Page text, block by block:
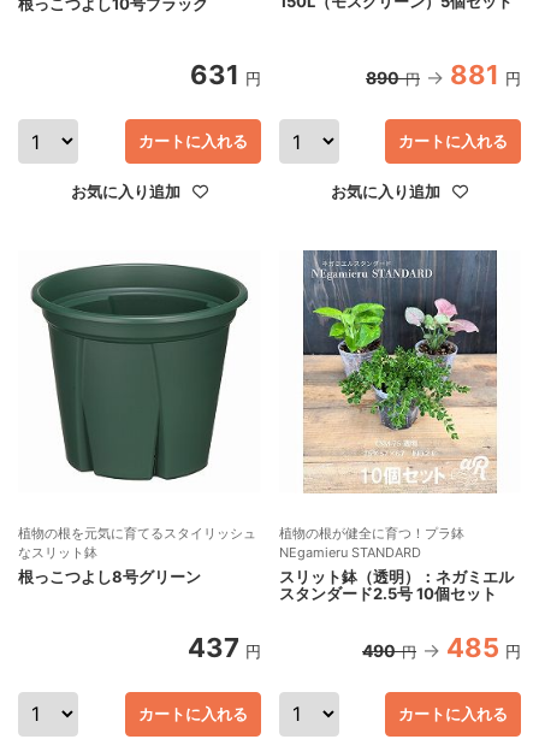
631 円
カートに入れる
お気に入り追加
890 円 881 円
カートに入れる
お気に入り追加
植物の根を元気に育てるスタイリッシュ
なスリット鉢
根っこつよし8号グリーン
437 円
カートに入れる
植物の根が健全に育つ！プラ鉢
NEgamieru STANDARD
スリット鉢（透明）：ネガミエル
スタンダード2.5号 10個セット
490 円 485 円
カートに入れる